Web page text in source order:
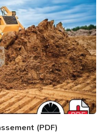
(PDF)